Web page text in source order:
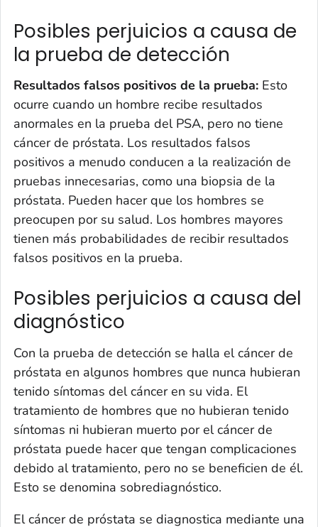
Posibles perjuicios a causa de
la prueba de detección
Resultados falsos positivos de la prueba: Esto
ocurre cuando un hombre recibe resultados
anormales en la prueba del PSA, pero no tiene
cáncer de próstata. Los resultados falsos
positivos a menudo conducen a la realización de
pruebas innecesarias, como una biopsia de la
próstata. Pueden hacer que los hombres se
preocupen por su salud. Los hombres mayores
tienen más probabilidades de recibir resultados
falsos positivos en la prueba.
Posibles perjuicios a causa del
diagnóstico
Con la prueba de detección se halla el cáncer de
próstata en algunos hombres que nunca hubieran
tenido síntomas del cáncer en su vida. El
tratamiento de hombres que no hubieran tenido
síntomas ni hubieran muerto por el cáncer de
próstata puede hacer que tengan complicaciones
debido al tratamiento, pero no se beneficien de él.
Esto se denomina sobrediagnóstico.
El cáncer de próstata se diagnostica mediante una